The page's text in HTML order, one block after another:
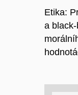
Etika:
a